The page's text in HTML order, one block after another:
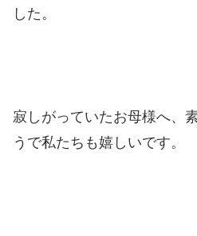
した。
寂しがっていたお母様へ、
うで私たちも嬉しいです。